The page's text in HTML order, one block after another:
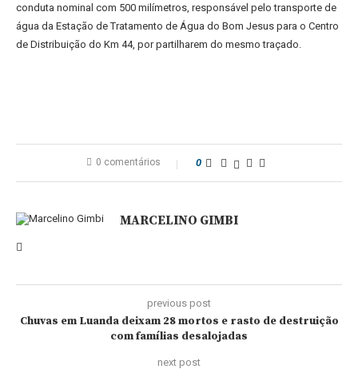
conduta nominal com 500 milímetros, responsável pelo transporte de
água da Estação de Tratamento de Água do Bom Jesus para o Centro
de Distribuição do Km 44, por partilharem do mesmo traçado.
0 comentários 0
MARCELINO GIMBI
previous post
Chuvas em Luanda deixam 28 mortos e rasto de destruição
com famílias desalojadas
next post